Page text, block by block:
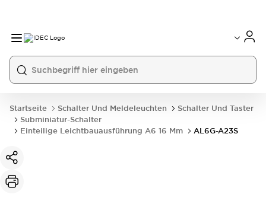
Startseite Schalter Und Meldeleuchten
Schalter Und Taster
Subminiatur-Schalter
Einteilige Leichtbauausführung A6 16 Mm
AL6G-A23S